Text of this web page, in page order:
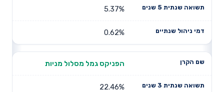
5.37%
0.62%
הפניקס גמל מסלול מניות
22.46%